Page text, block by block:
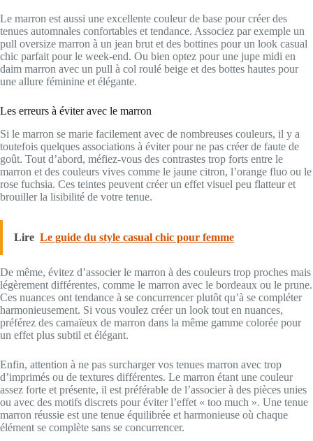
Le marron est aussi une excellente couleur de base pour créer des
tenues automnales confortables et tendance. Associez par exemple un
pull oversize marron à un jean brut et des bottines pour un look casual
chic parfait pour le week-end. Ou bien optez pour une jupe midi en
daim marron avec un pull à col roulé beige et des bottes hautes pour
une allure féminine et élégante.
Les erreurs à éviter avec le marron
Si le marron se marie facilement avec de nombreuses couleurs, il y a
toutefois quelques associations à éviter pour ne pas créer de faute de
goût. Tout d’abord, méfiez-vous des contrastes trop forts entre le
marron et des couleurs vives comme le jaune citron, l’orange fluo ou le
rose fuchsia. Ces teintes peuvent créer un effet visuel peu flatteur et
brouiller la lisibilité de votre tenue.
Lire Le guide du style casual chic pour femme
De même, évitez d’associer le marron à des couleurs trop proches mais
légèrement différentes, comme le marron avec le bordeaux ou le prune.
Ces nuances ont tendance à se concurrencer plutôt qu’à se compléter
harmonieusement. Si vous voulez créer un look tout en nuances,
préférez des camaïeux de marron dans la même gamme colorée pour
un effet plus subtil et élégant.
Enfin, attention à ne pas surcharger vos tenues marron avec trop
d’imprimés ou de textures différentes. Le marron étant une couleur
assez forte et présente, il est préférable de l’associer à des pièces unies
ou avec des motifs discrets pour éviter l’effet « too much ». Une tenue
marron réussie est une tenue équilibrée et harmonieuse où chaque
élément se complète sans se concurrencer.